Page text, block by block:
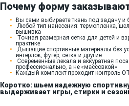
Почему форму
Вы сами выбираете ткань под задачу
Любой тип нанесения: термопленка,
вышивка
Точная размерная сетка для детей и
практике
Дышащие спортивные материалы без
интерлок, футер, сетка и другие
Современные лекала и аккуратная
профессионально, а не «массовкой»
Каждый комплект проходит контроль
Коротко: шьем надежную
выдерживает игры, стирки и